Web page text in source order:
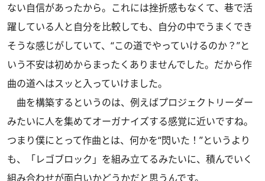
ない自信があったから。これには挫折感もなくて、巷で活
躍している人と自分を比較しても、自分の中でうまくでき
そうな感じがしていて、“この道でやっていけるのか？”と
いう不安は初めからまったくありませんでした。だから作
曲の道へはスッと入っていけました。
曲を構築するというのは、例えばプロジェクトリーダー
みたいに人を集めてオーガナイズする感覚に近いですね。
つまり僕にとって作曲とは、何かを“閃いた！”というより
も、「レゴブロック」を組み立てるみたいに、積んでいく
組み合わせが面白いかどうかだと思うんです。